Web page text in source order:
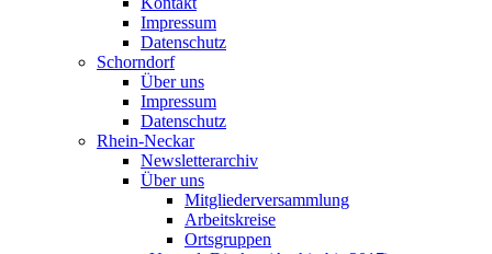
Impressum
Datenschutz
Schorndorf
Über uns
Impressum
Datenschutz
Rhein-Neckar
Newsletterarchiv
Über uns
Mitgliederversammlung
Arbeitskreise
Ortsgruppen